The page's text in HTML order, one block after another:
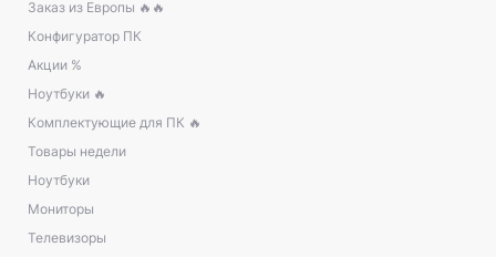
Заказ из Европы 🔥🔥
Конфигуратор ПК
Акции %
Ноутбуки 🔥
Комплектующие для ПК 🔥
Товары недели
Ноутбуки
Мониторы
Телевизоры